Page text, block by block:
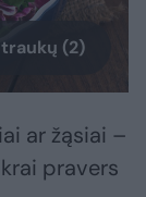
(2)
ar žąsiai –
pravers